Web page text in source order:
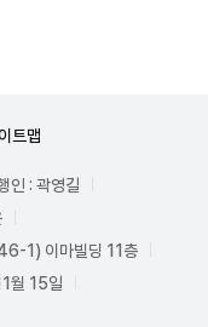
트맵
인 : 곽영길
1) 이마빌딩 11층
월 15일